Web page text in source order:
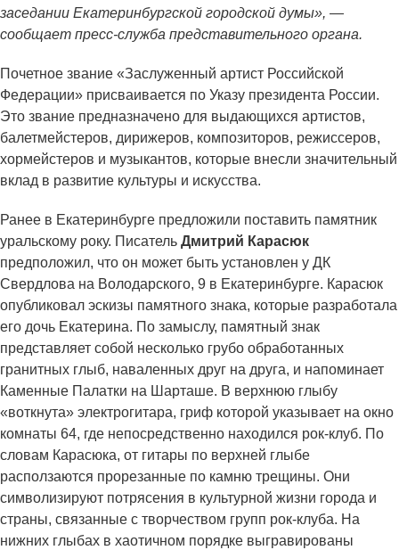
заседании Екатеринбургской городской думы», —
сообщает пресс-служба представительного органа.
Почетное звание «Заслуженный артист Российской
Федерации» присваивается по Указу президента России.
Это звание предназначено для выдающихся артистов,
балетмейстеров, дирижеров, композиторов, режиссеров,
хормейстеров и музыкантов, которые внесли значительный
вклад в развитие культуры и искусства.
Ранее в Екатеринбурге предложили поставить памятник
уральскому року. Писатель Дмитрий Карасюк
предположил, что он может быть установлен у ДК
Свердлова на Володарского, 9 в Екатеринбурге. Карасюк
опубликовал эскизы памятного знака, которые разработала
его дочь Екатерина. По замыслу, памятный знак
представляет собой несколько грубо обработанных
гранитных глыб, наваленных друг на друга, и напоминает
Каменные Палатки на Шарташе. В верхнюю глыбу
«воткнута» электрогитара, гриф которой указывает на окно
комнаты 64, где непосредственно находился рок-клуб. По
словам Карасюка, от гитары по верхней глыбе
расползаются прорезанные по камню трещины. Они
символизируют потрясения в культурной жизни города и
страны, связанные с творчеством групп рок-клуба. На
нижних глыбах в хаотичном порядке выгравированы